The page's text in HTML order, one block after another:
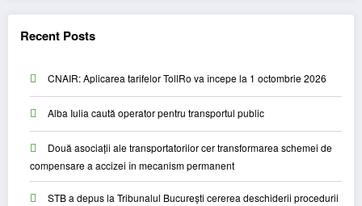
Recent Posts
CNAIR: Aplicarea tarifelor TollRo va începe la 1 octombrie 2026
Alba Iulia caută operator pentru transportul public
Două asociații ale transportatorilor cer transformarea schemei de
compensare a accizei în mecanism permanent
STB a depus la Tribunalul București cererea deschiderii procedurii